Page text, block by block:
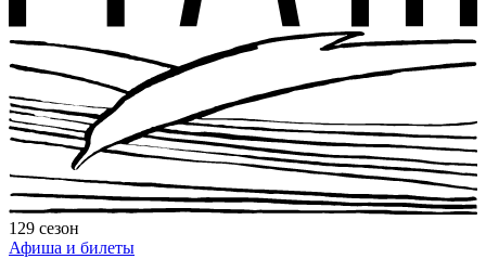
129 сезон
Афиша и билеты